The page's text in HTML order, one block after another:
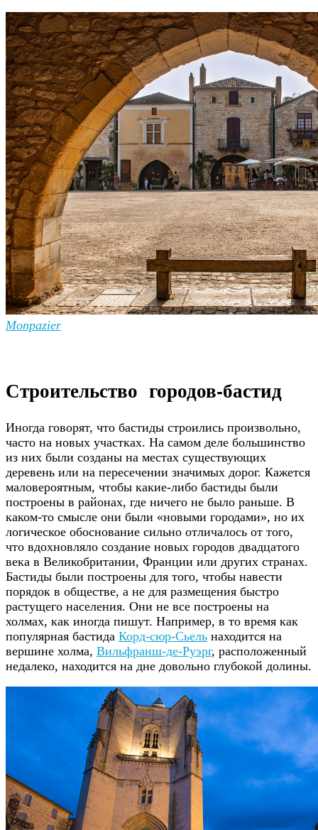
Monpazier
Строительство городов-бастид
Иногда говорят, что бастиды строились произвольно,
часто на новых участках. На самом деле большинство
из них были созданы на местах существующих
деревень или на пересечении значимых дорог. Кажется
маловероятным, чтобы какие-либо бастиды были
построены в районах, где ничего не было раньше. В
каком-то смысле они были «новыми городами», но их
логическое обоснование сильно отличалось от того,
что вдохновляло создание новых городов двадцатого
века в Великобритании, Франции или других странах.
Бастиды были построены для того, чтобы навести
порядок в обществе, а не для размещения быстро
растущего населения. Они не все построены на
холмах, как иногда пишут. Например, в то время как
популярная бастида Корд-сюр-Сьель находится на
вершине холма, Вильфранш-де-Руэрг, расположенный
недалеко, находится на дне довольно глубокой долины.